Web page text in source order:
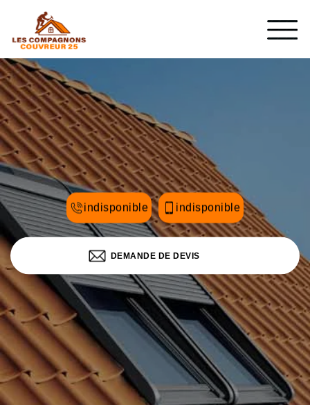
indisponible indisponible
DEMANDE DE DEVIS